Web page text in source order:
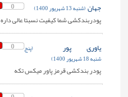
0 جهان(شنبه 13 شهریور 1400)
پودربندکشی شما کیفیت نسبتا عالی داره
0 یاوری پور
(پنج
شنبه 18 شهریور 1400)
پودر بندکشی قرمز پاور میکس تکه